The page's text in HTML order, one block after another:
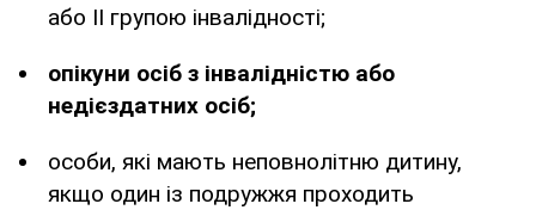
або ІІ групою інвалідності;
опікуни осіб з інвалідністю або
недієздатних осіб;
особи, які мають неповнолітню дитину,
якщо один із подружжя проходить